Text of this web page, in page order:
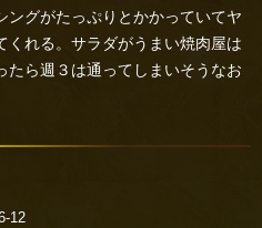
ングがたっぷりとかかっていてヤ
くれる。サラダがうまい焼肉屋は
ら週３は通ってしまいそうなお
12